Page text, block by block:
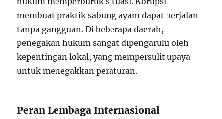
membuat praktik sabung ayam dapat berjalan
tanpa gangguan. Di beberapa daerah,
penegakan hukum sangat dipengaruhi oleh
kepentingan lokal, yang mempersulit upaya
untuk menegakkan peraturan.
Peran Lembaga Internasional